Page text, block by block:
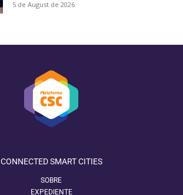
5 de August de 2026
CONNECTED SMART CITIES
SOBRE
EXPEDIENTE